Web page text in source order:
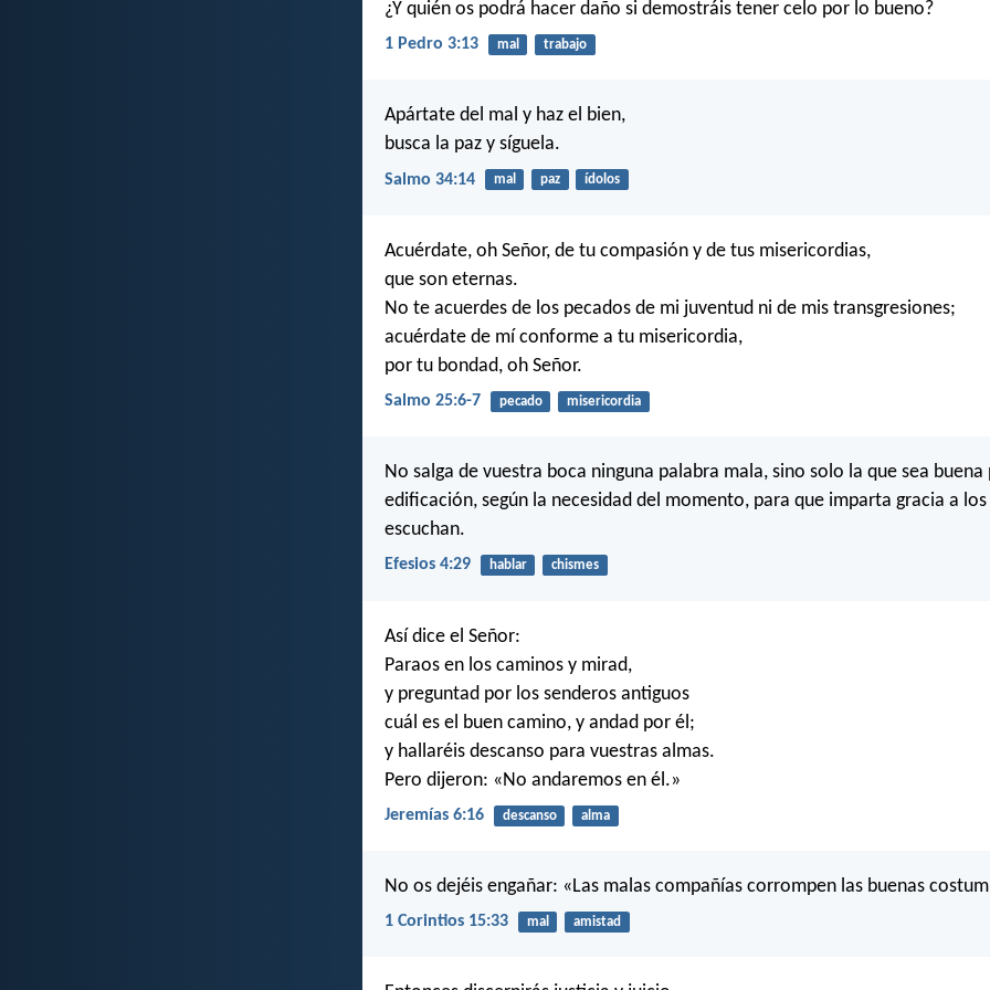
¿Y quién os podrá hacer daño si demostráis tener celo por lo bueno?
1 Pedro 3:13 mal trabajo
Apártate del mal y haz el bien,
busca la paz y síguela.
Salmo 34:14 mal paz ídolos
Acuérdate, oh Señor, de tu compasión y de tus misericordias,
que son eternas.
No te acuerdes de los pecados de mi juventud ni de mis transgresiones;
acuérdate de mí conforme a tu misericordia,
por tu bondad, oh Señor.
Salmo 25:6-7 pecado misericordia
No salga de vuestra boca ninguna palabra mala, sino solo la que sea buena
edificación, según la necesidad del momento, para que imparta gracia a los
escuchan.
Efesios 4:29 hablar chismes
Así dice el Señor:
Paraos en los caminos y mirad,
y preguntad por los senderos antiguos
cuál es el buen camino, y andad por él;
y hallaréis descanso para vuestras almas.
Pero dijeron: «No andaremos en él.»
Jeremías 6:16 descanso alma
No os dejéis engañar: «Las malas compañías corrompen las buenas
1 Corintios 15:33 mal amistad